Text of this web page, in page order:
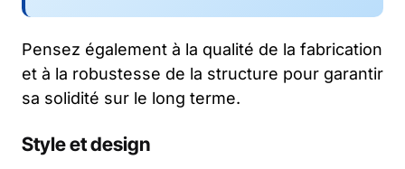
Pensez également à la qualité de la fabrication
et à la robustesse de la structure pour garantir
sa solidité sur le long terme.
Style et design